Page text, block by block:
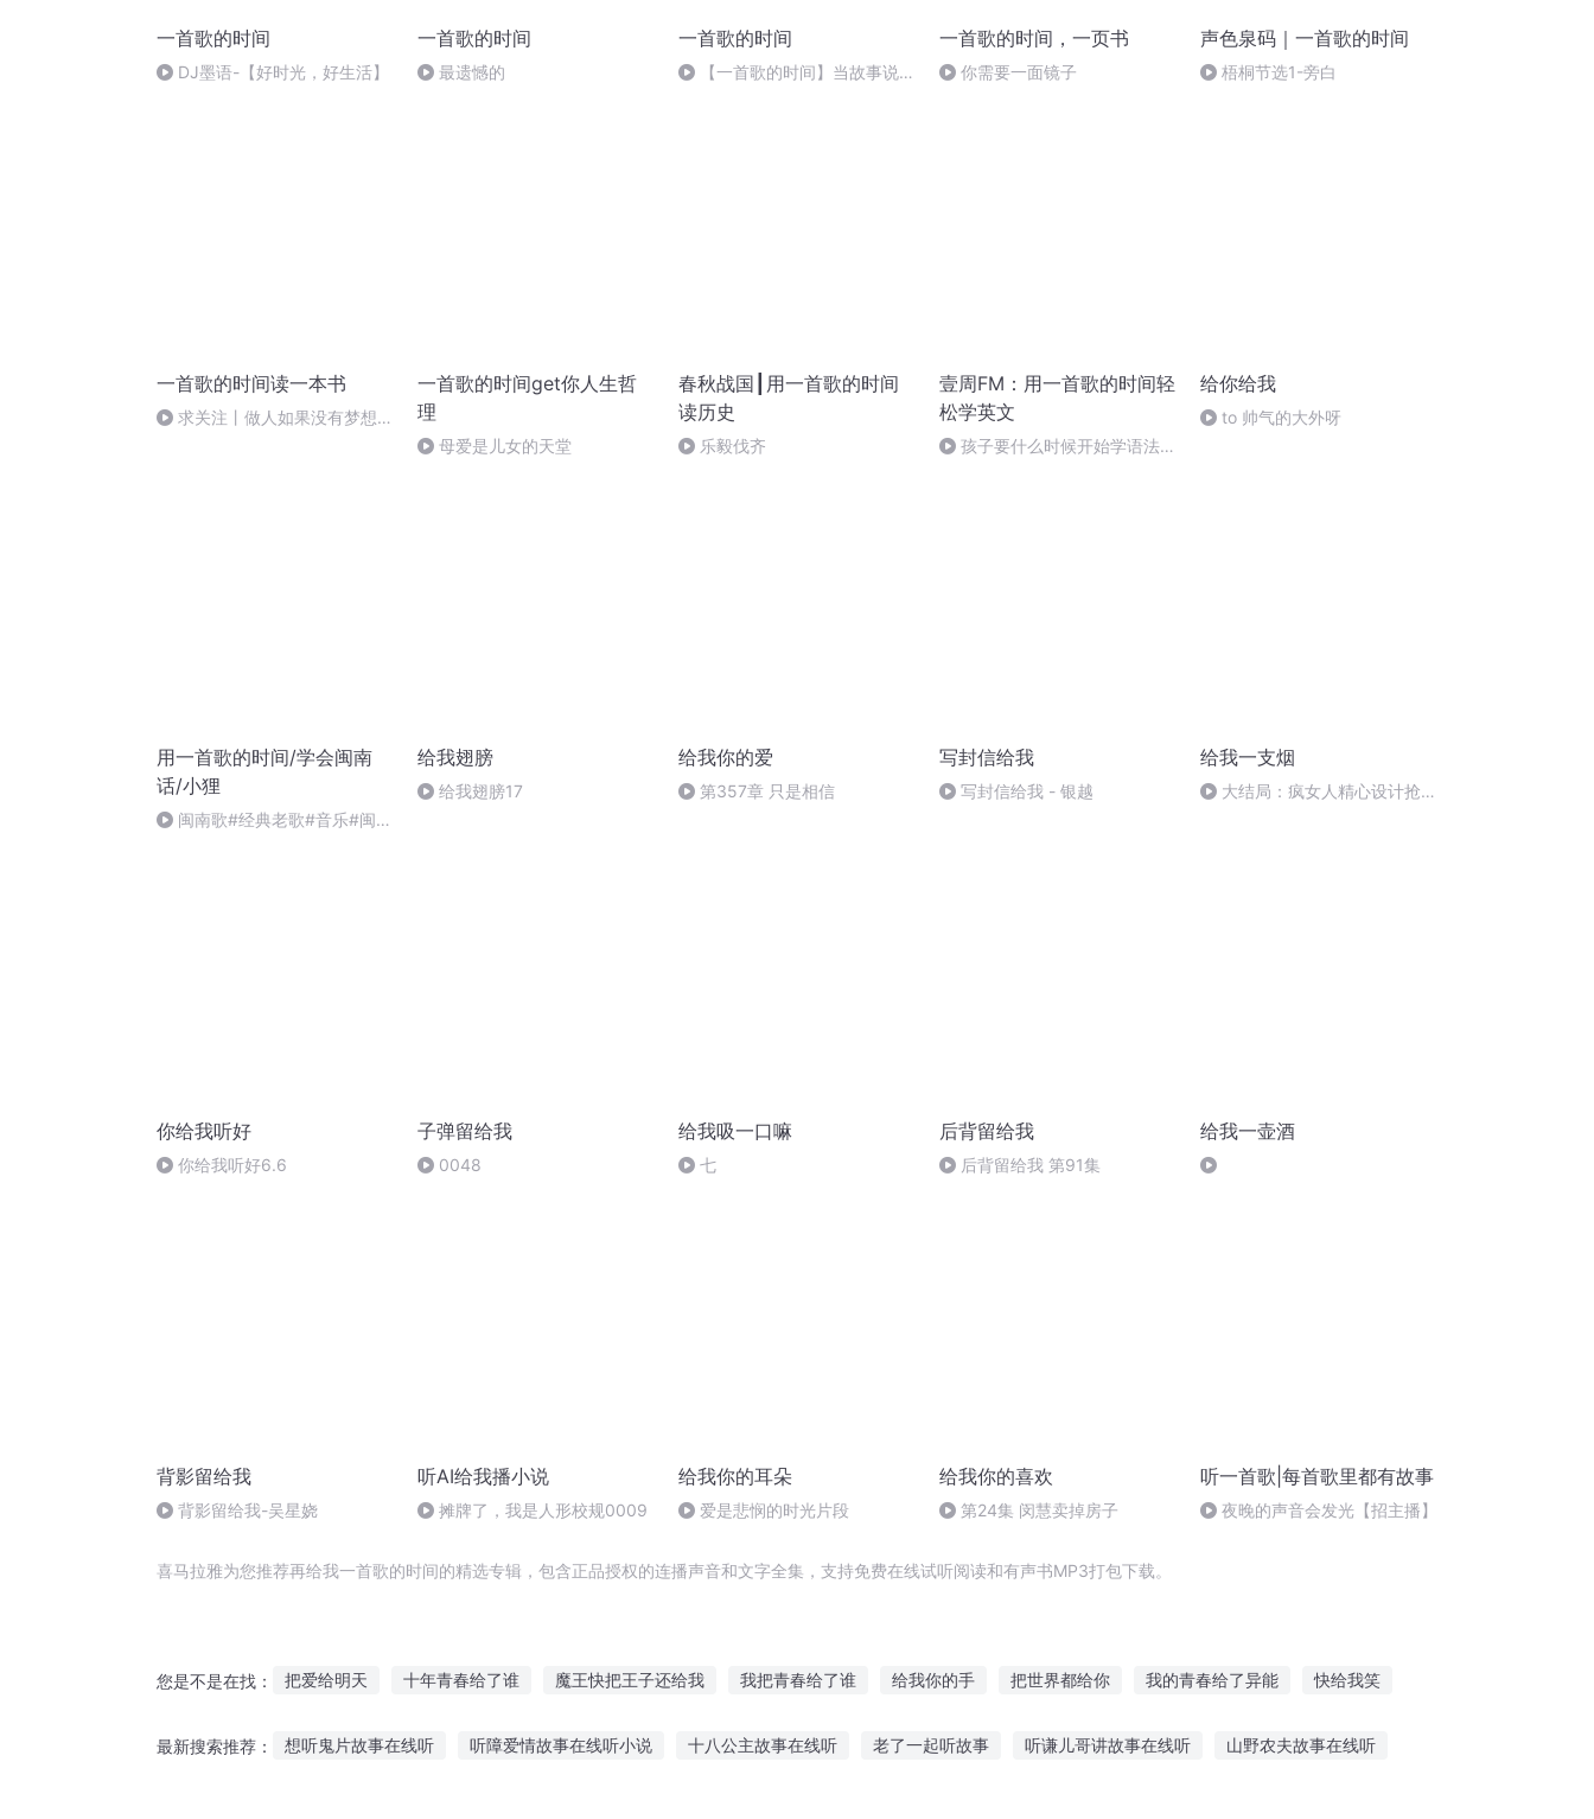
一首歌的时间
DJ墨语-【好时光，好生活】
一首歌的时间
最遗憾的
一首歌的时间
【一首歌的时间】当故事说到
一首歌的时间，一页书
你需要一面镜子
声色泉码｜一首歌的时间
梧桐节选1-旁白
一首歌的时间读一本书
求关注丨做人如果没有梦想，
一首歌的时间get你人生哲
理
母爱是儿女的天堂
春秋战国┃用一首歌的时间
读历史
乐毅伐齐
壹周FM：用一首歌的时间轻
松学英文
孩子要什么时候开始学语法
给你给我
to 帅气的大外呀
用一首歌的时间/学会闽南
话/小狸
闽南歌#经典老歌#音乐#闽南
给我翅膀
给我翅膀17
给我你的爱
第357章 只是相信
写封信给我
写封信给我 - 银越
给我一支烟
大结局：疯女人精心设计抢闺
你给我听好
你给我听好6.6
子弹留给我
0048
给我吸一口嘛
七
后背留给我
后背留给我 第91集
给我一壶酒
背影留给我
背影留给我-吴星娆
听AI给我播小说
摊牌了，我是人形校规0009
给我你的耳朵
爱是悲悯的时光片段
给我你的喜欢
第24集 闵慧卖掉房子
听一首歌|每首歌里都有故事
夜晚的声音会发光【招主播】
喜马拉雅为您推荐再给我一首歌的时间的精选专辑，包含正品授权的连播声音和文字全集，支持免费在线试听阅读和有声书MP3打包下载。
您是不是在找： 把爱给明天 十年青春给了谁 魔王快把王子还给我 我把青春给了谁 给我你的手 把世界都给你 我的青春给了异能 快给我笑
最新搜索推荐： 想听鬼片故事在线听 听障爱情故事在线听小说 十八公主故事在线听 老了一起听故事 听谦儿哥讲故事在线听 山野农夫故事在线听